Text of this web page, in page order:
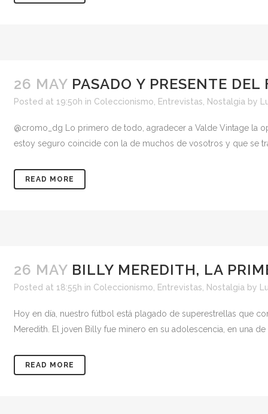
26 MAY PASADO Y PRESENTE
Posted at 19:50h in Coleccionismo Entrevistas Nostalgia by
@cromo_dg Lo primero de todo, agradecer a Valde Vintage la
estoy seguro coincide con la de muchos de vosotros y que se
READ MORE
26 MAY BILLY MEREDITH, LA
Posted at 18:55h in Coleccionismo Entrevistas Nostalgia by
Hoy en día, nuestro fútbol está plagado de superestrellas que
Meredith. El joven Billy fue minero en su adolescencia, en una
READ MORE